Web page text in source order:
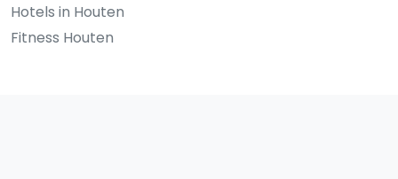
Hotels in Houten
Fitness Houten